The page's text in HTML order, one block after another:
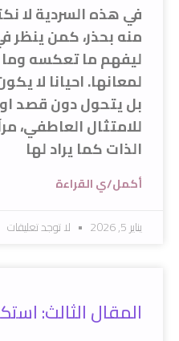
في هذه السردية لا
منه بحذر، كمن ينظر
ليفهم ما تعكسه
لمعانها. احيانا لا
بل يتحول دون قصد
للامتثال العاطفي،
الذات كما يراد لها
أكمل/ي القراءة
يناير 5, 2026 لا توجد تعليقات
المقال الثالث: